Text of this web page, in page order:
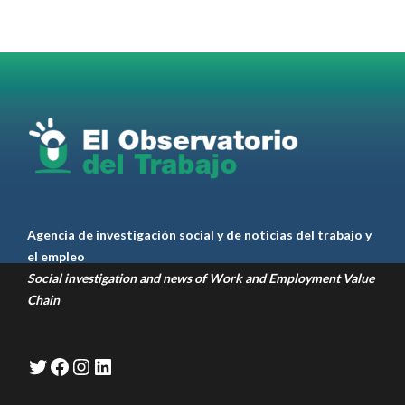
RT@casdcamioneros
1 1 Twitter
Agencia de investigación social y de noticias del trabajo y
el empleo
Social investigation and news of Work and Employment Value
Chain
Twitter
Facebook
Instagram
LinkedIn